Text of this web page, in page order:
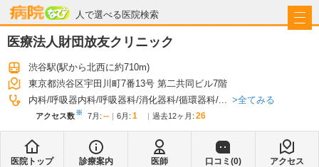
人で選べる医院検索
病院なび
医療法人財団放友クリニック
渋谷駅(駅から北西に約710m)
東京都渋谷区宇田川町7番13号 第二共同ビル7階
内科 呼吸器内科 呼吸器科 消化器科 循環器科 ... 全てみる
アクセス数※ 7月 : -- 6月 : 1 過去12ヶ月: 26
医院トップ 診療案内 医師 口コミ(0) アクセス